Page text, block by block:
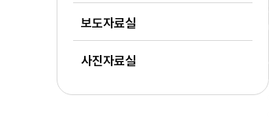
보도자료실
사진자료실